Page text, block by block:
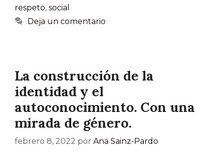
respeto, social
Deja un comentario
La construcción de la
identidad y el
autoconocimiento. Con una
mirada de género.
febrero 8, 2022 por Ana Sainz-Pardo